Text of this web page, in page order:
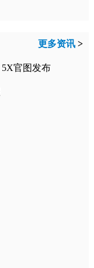
更多资讯 >
官图发布